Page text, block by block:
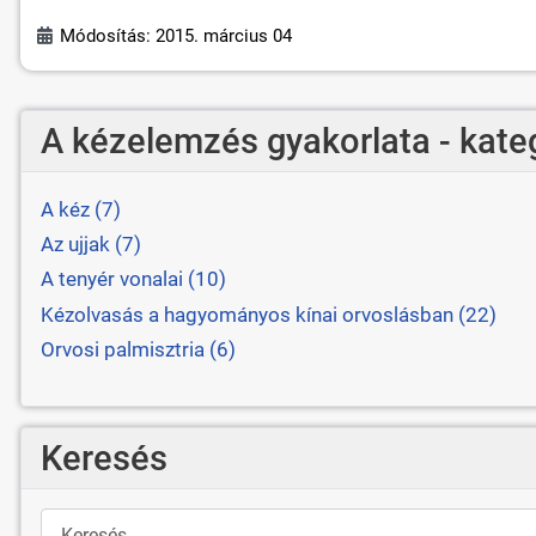
Módosítás: 2015. március 04
A kézelemzés gyakorlata -
A kéz (7)
Az ujjak (7)
A tenyér vonalai (10)
Kézolvasás a hagyományos kínai orvoslásban (22)
Orvosi palmisztria (6)
Keresés
Keresés